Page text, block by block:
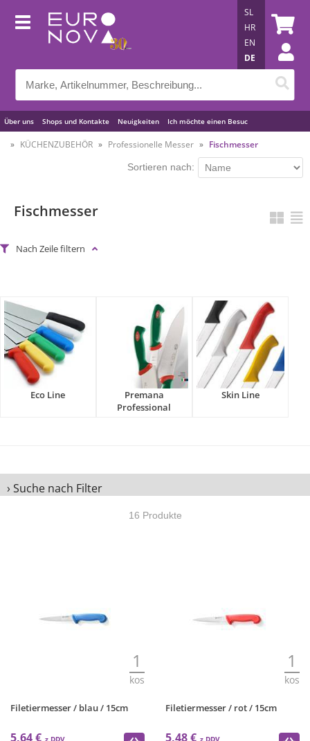
Über uns Shops und Kontakte Neuigkeiten Ich möchte einen Besuc
Nützliche Tipps
SL
HR
EN
DE
KÜCHENZUBEHÖR Professionelle Messer Fischmesser
Sortieren nach:
Fischmesser
Nach Zeile filtern
Eco Line
Premana
Professional
Skin Line
› Suche nach Filter
16 Produkte
1
kos
Filetiermesser / blau / 15cm
5,64 €
1
kos
Filetiermesser / rot / 15cm
5,48 €